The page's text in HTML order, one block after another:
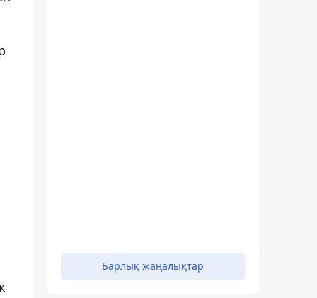
Барлық жаңалықтар